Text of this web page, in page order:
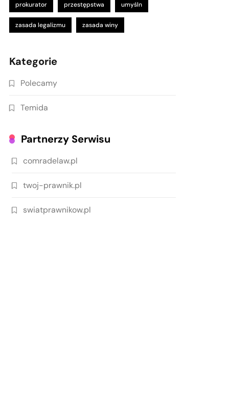
prokurator przestępstwa umyśln
zasada legalizmu zasada winy
Kategorie
Polecamy
Temida
Partnerzy Serwisu
comradelaw.pl
twoj-prawnik.pl
swiatprawnikow.pl